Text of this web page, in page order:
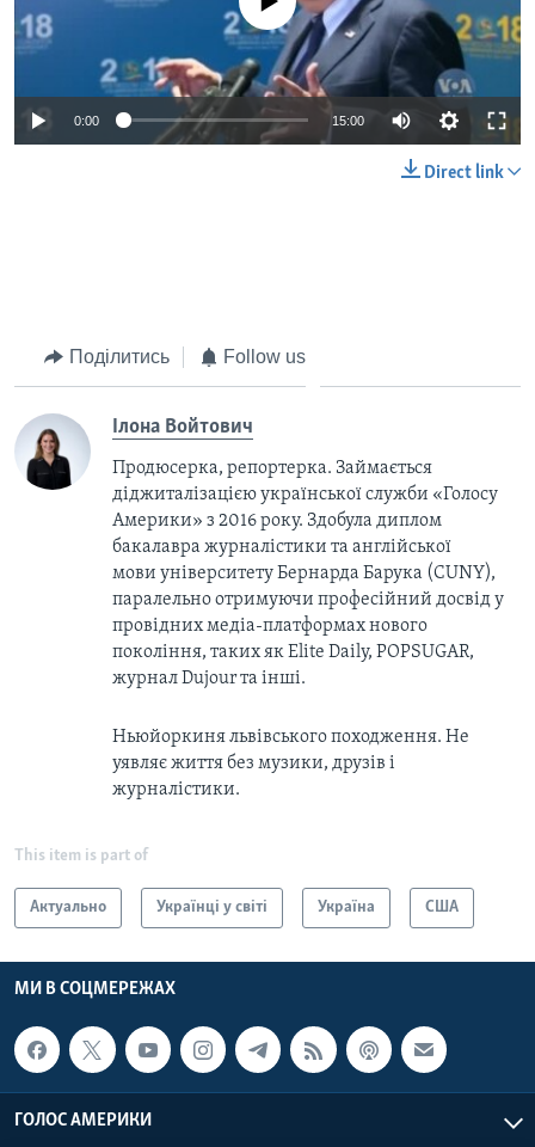
0:00 15:00
Direct link
Поділитись Follow us
Ілона Войтович
Продюсерка, репортерка. Займається
діджиталізацією української служби «Голосу
Америки» з 2016 року. Здобула диплом
бакалавра журналістики та англійської
мови університету Бернарда Барука (CUNY),
паралельно отримуючи професійний досвід у
провідних медіа-платформах нового
покоління, таких як Elite Daily, POPSUGAR,
журнал Dujour та інші.
Ньюйоркиня львівського походження. Не
уявляє життя без музики, друзів і
журналістики.
This item is part of
Актуально Українці у світі Україна США
МИ В СОЦМЕРЕЖАХ
ГОЛОС АМЕРИКИ